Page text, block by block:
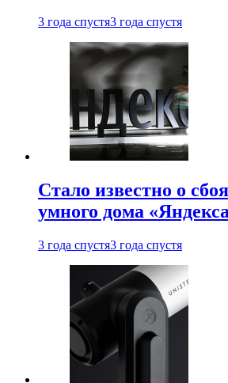
3 года спустя3 года спустя
Стало известно о
умного дома
3 года спустя3 года спустя